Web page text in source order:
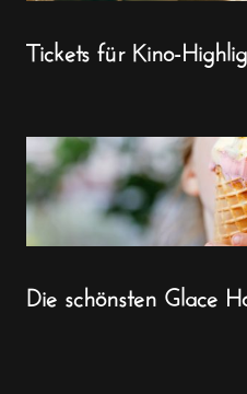
Tickets für Kino-
Die schönsten Glace